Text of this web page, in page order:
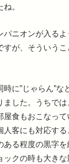
。
パニオンが入る
すが、そういう
時に”じゃらん”
ました。うちで
屋食もおこなっ
人客にも対応す
ある程度の黒字
ックの時も大き